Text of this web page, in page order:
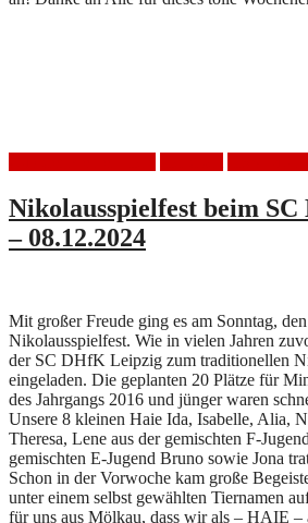
Nikolausspielfest beim
– 08.12.2024
Mit großer Freude ging es am Sonntag,
Nikolausspielfest. Wie in vielen Jahren
der SC DHfK Leipzig zum traditionellen
eingeladen. Die geplanten 20 Plätze für
des Jahrgangs 2016 und jünger waren
Unsere 8 kleinen Haie Ida, Isabelle, Alia,
Theresa, Lene aus der gemischten F-
gemischten E-Jugend Bruno sowie Jona
Schon in der Vorwoche kam große
unter einem selbst gewählten Tiernamen
für uns aus Mölkau, dass wir als – HAIE –